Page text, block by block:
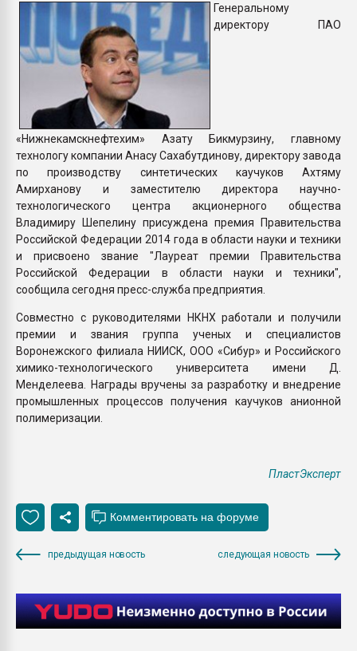
Генеральному
директору ПАО
«Нижнекамскнефтехим» Азату Бикмурзину, главному
технологу компании Анасу Сахабутдинову, директору завода
по производству синтетических каучуков Ахтяму
Амирханову и заместителю директора научно-
технологического центра акционерного общества
Владимиру Шепелину присуждена премия Правительства
Российской Федерации 2014 года в области науки и техники
и присвоено звание "Лауреат премии Правительства
Российской Федерации в области науки и техники",
сообщила сегодня пресс-служба предприятия.
Совместно с руководителями НКНХ работали и получили
премии и звания группа ученых и специалистов
Воронежского филиала НИИСК, ООО «Сибур» и Российского
химико-технологического университета имени Д.
Менделеева. Награды вручены за разработку и внедрение
промышленных процессов получения каучуков анионной
полимеризации.
ПластЭксперт
предыдущая новость следующая новость